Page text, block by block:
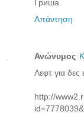
Гриша
Απάντηση
Ανώνυμος
Λεφτ για δες
http://